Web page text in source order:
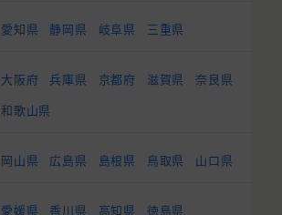
愛知県 静岡県 岐阜県 三重県
大阪府 兵庫県 京都府 滋賀県
奈良県
和歌山県
岡山県 広島県 島根県 鳥取県 山口県
愛媛県 香川県 高知県 徳島県